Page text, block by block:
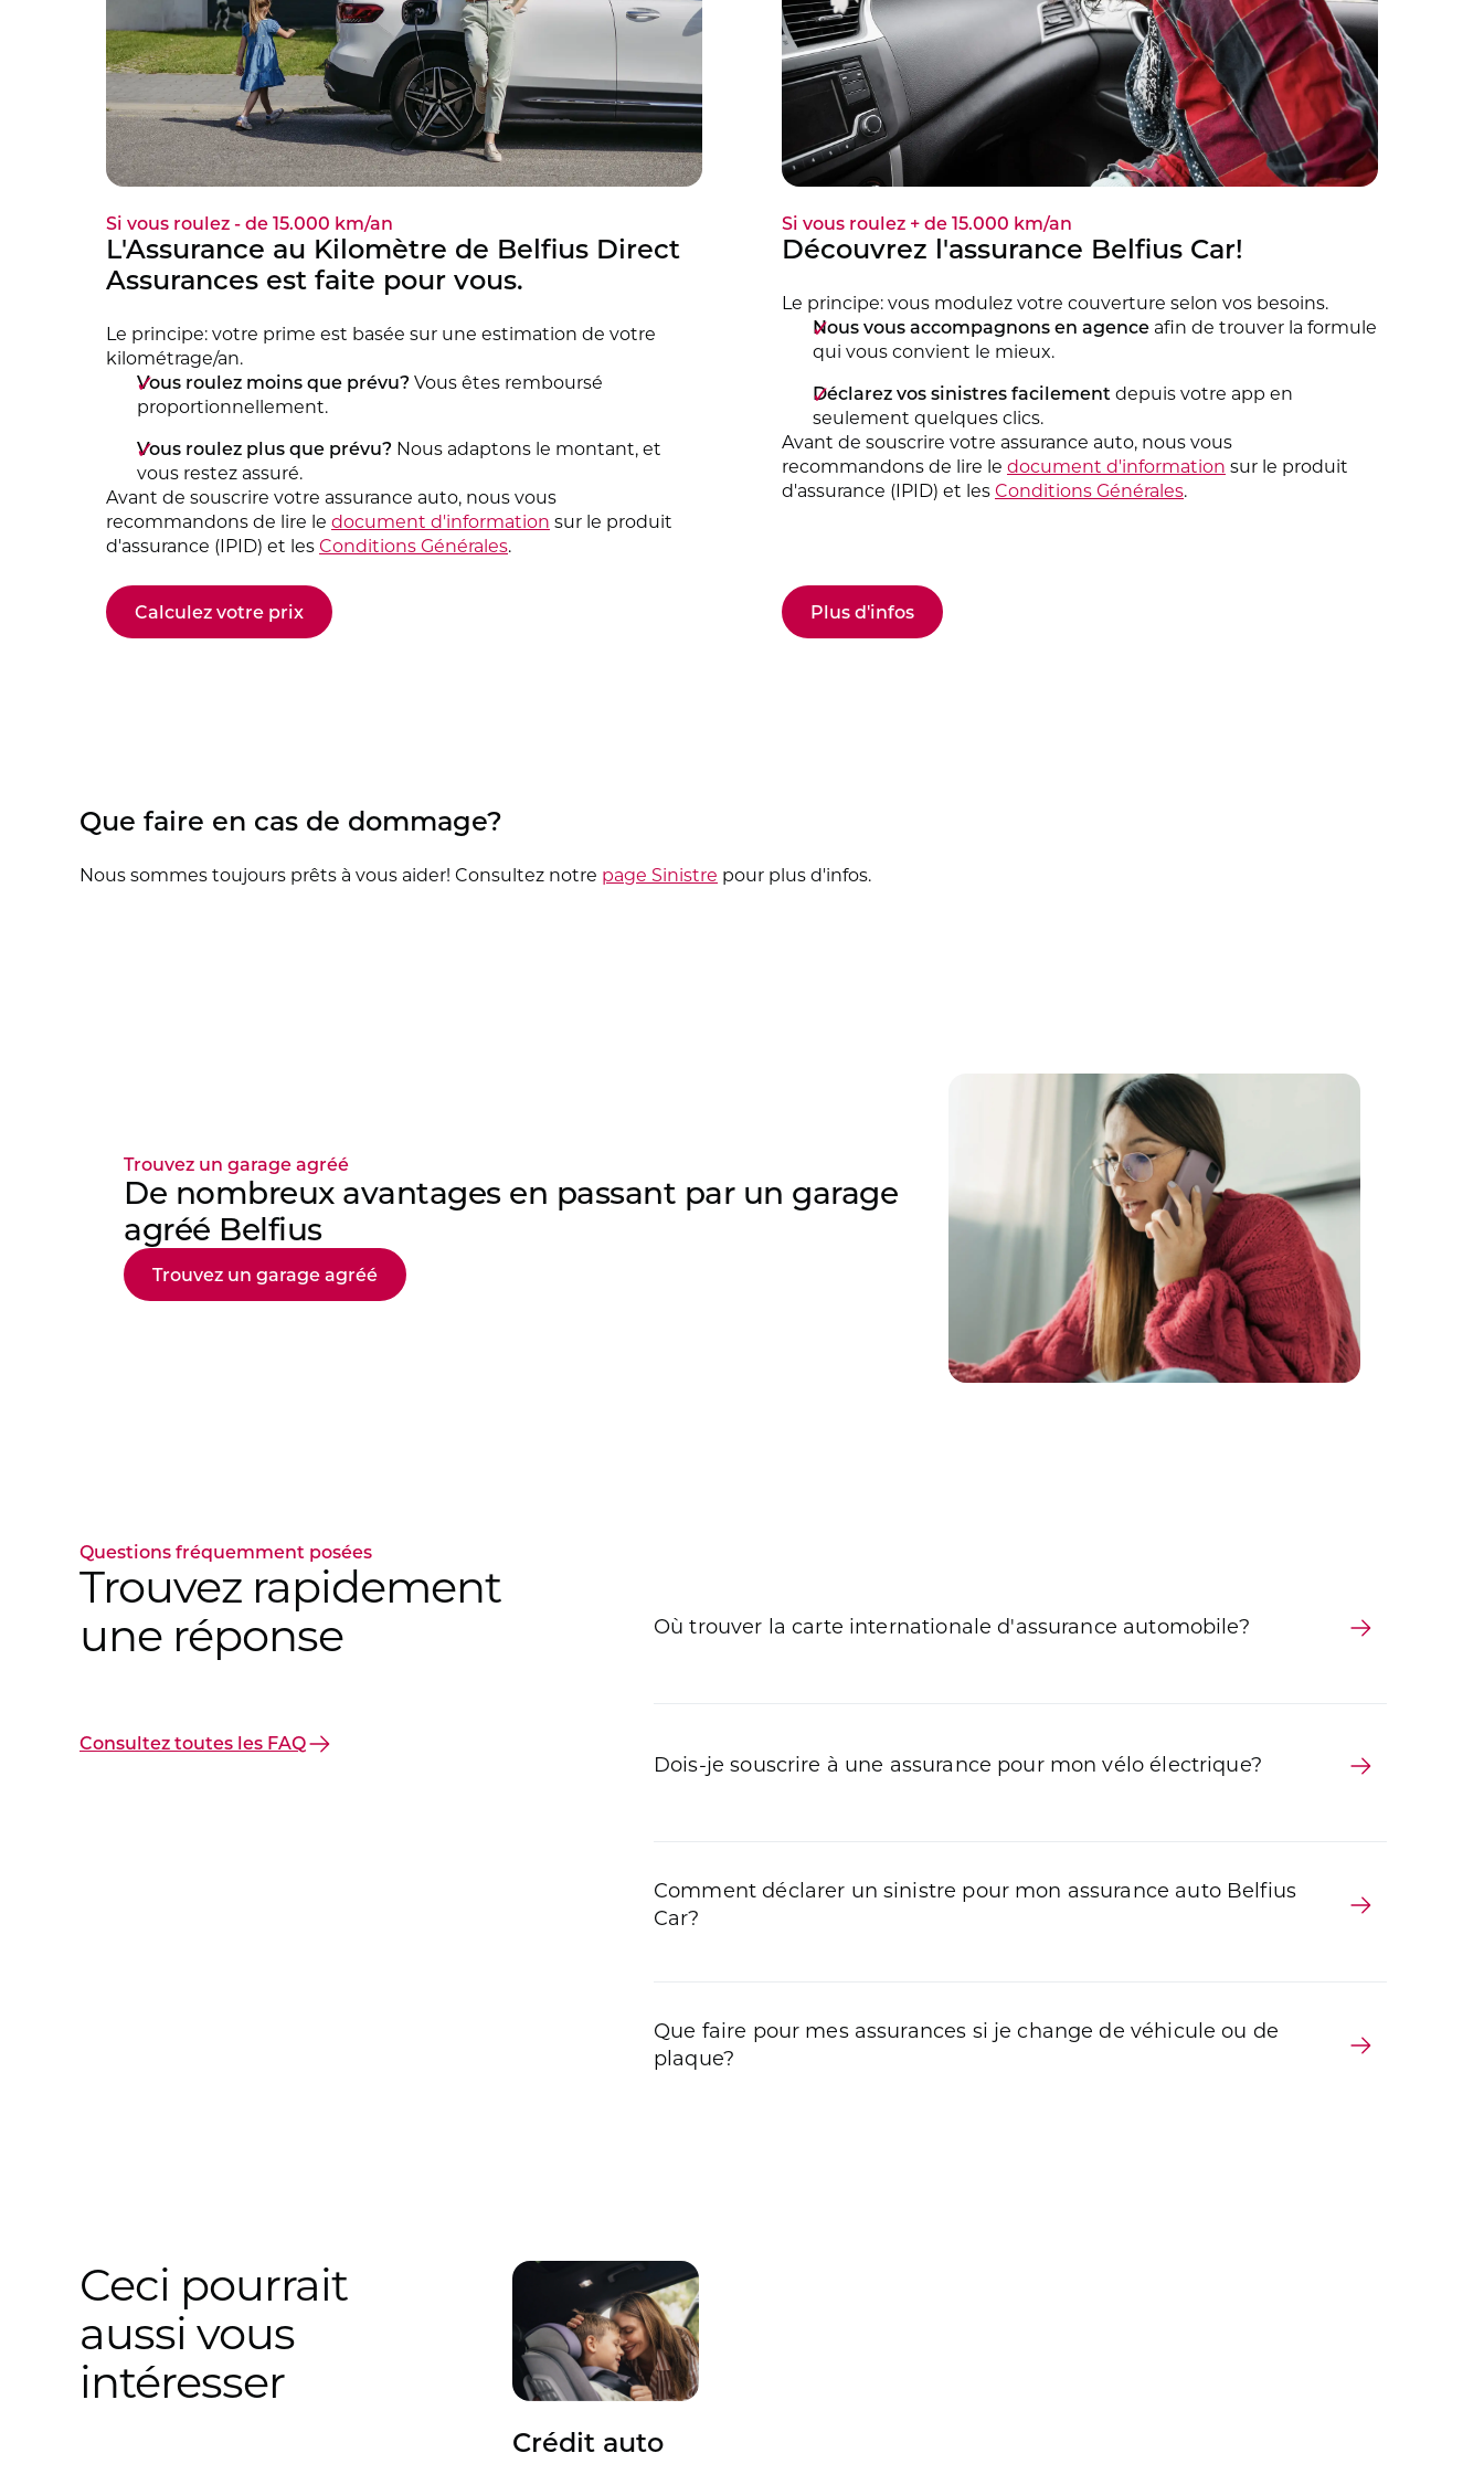
Si vous roulez - de 15.000 km/an
L'Assurance au Kilomètre de Belfius Direct
Assurances est faite pour vous.
Le principe: votre prime est basée sur une estimation de votre
kilométrage/an.
Vous roulez moins que prévu? Vous êtes remboursé
proportionnellement.
Vous roulez plus que prévu? Nous adaptons le montant, et
vous restez assuré.
Avant de souscrire votre assurance auto, nous vous
recommandons de lire le document d'information sur le produit
d'assurance (IPID) et les Conditions Générales.
Calculez votre prix
Si vous roulez + de 15.000 km/an
Découvrez l'assurance Belfius Car!
Le principe: vous modulez votre couverture selon vos besoins.
Nous vous accompagnons en agence afin de trouver la formule
qui vous convient le mieux.
Déclarez vos sinistres facilement depuis votre app en
seulement quelques clics.
Avant de souscrire votre assurance auto, nous vous
recommandons de lire le document d'information sur le produit
d'assurance (IPID) et les Conditions Générales.
Plus d'infos
Que faire en cas de dommage?
Nous sommes toujours prêts à vous aider! Consultez notre page Sinistre pour plus d'infos.
Trouvez un garage agréé
De nombreux avantages en passant par un garage
agréé Belfius
Trouvez un garage agréé
Questions fréquemment posées
Trouvez rapidement
une réponse
Où trouver la carte internationale d'assurance automobile?
Dois-je souscrire à une assurance pour mon vélo électrique?
Comment déclarer un sinistre pour mon assurance auto Belfius
Car?
Que faire pour mes assurances si je change de véhicule ou de
plaque?
Consultez toutes les FAQ
Ceci pourrait
aussi vous
intéresser
Crédit auto